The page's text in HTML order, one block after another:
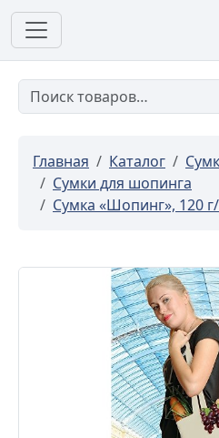
Главная Каталог
Сумки для шопинга
Сумка «Шопинг», 120